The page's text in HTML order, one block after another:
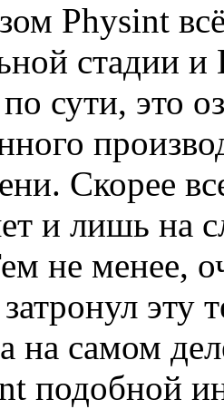
Physint
стадии
сути, это
Скорее
и лишь на
не менее,
эту
на самом
подобной